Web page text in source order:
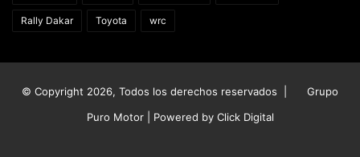
Rally Dakar Toyota wrc
© Copyright 2026, Todos los derechos reservados |
Grupo
Puro Motor | Powered by Click Digital